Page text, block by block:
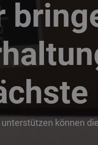
können